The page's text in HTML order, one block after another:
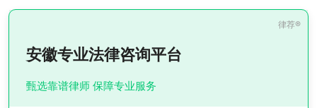
安徽专业法律咨询平台
甄选靠谱律师 保障专业服务